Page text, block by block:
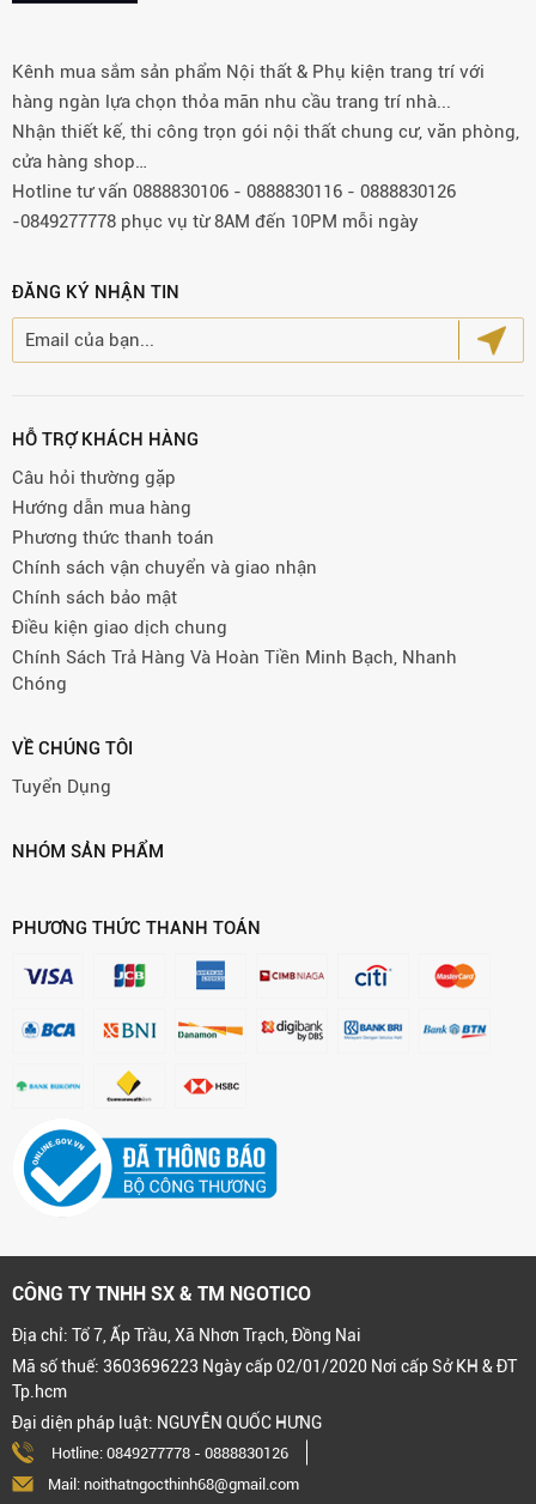
Kênh mua sắm sản phẩm Nội thất & Phụ kiện trang trí với
hàng ngàn lựa chọn thỏa mãn nhu cầu trang trí nhà...
Nhận thiết kế, thi công trọn gói nội thất chung cư, văn phòng,
cửa hàng shop…
Hotline tư vấn 0888830106 - 0888830116 - 0888830126
-0849277778 phục vụ từ 8AM đến 10PM mỗi ngày
ĐĂNG KÝ NHẬN TIN
HỖ TRỢ KHÁCH HÀNG
Câu hỏi thường gặp
Hướng dẫn mua hàng
Phương thức thanh toán
Chính sách vận chuyển và giao nhận
Chính sách bảo mật
Điều kiện giao dịch chung
Chính Sách Trả Hàng Và Hoàn Tiền Minh Bạch, Nhanh
Chóng
VỀ CHÚNG TÔI
Tuyển Dụng
NHÓM SẢN PHẨM
PHƯƠNG THỨC THANH TOÁN
CÔNG TY TNHH SX & TM NGOTICO
Địa chỉ: Tổ 7, Ấp Trầu, Xã Nhơn Trạch, Đồng Nai
Mã số thuế: 3603696223 Ngày cấp 02/01/2020 Nơi cấp Sở KH & ĐT
Tp.hcm
Đại diện pháp luật: NGUYỄN QUỐC HƯNG
Hotline: 0849277778 - 0888830126
Mail: noithatngocthinh68@gmail.com